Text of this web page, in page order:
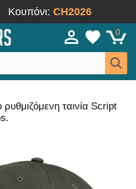
Κουπόνι: CH2026
0
ταινία Script